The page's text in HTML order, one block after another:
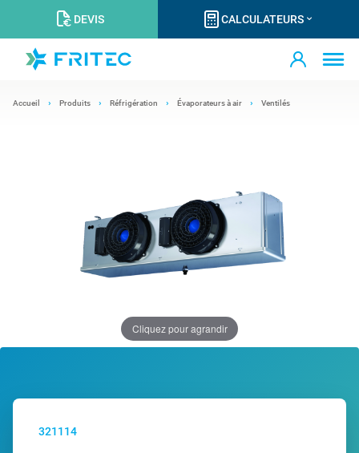
DEVIS CALCULATEURS
Accueil Produits Réfrigération Évaporateurs à air Ventilés
Cliquez pour agrandir
321114